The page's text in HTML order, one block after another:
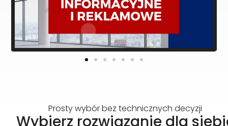
Prosty wybór bez technicznych decyzji
Wybierz rozwiązanie dla